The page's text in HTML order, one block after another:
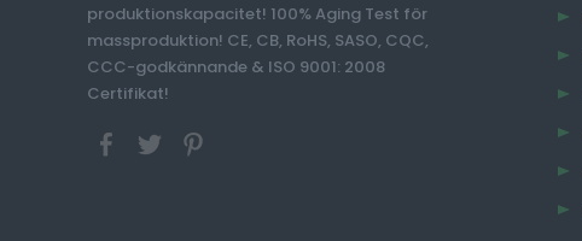
produktionskapacitet! 100% Aging Test för
massproduktion! CE, CB, RoHS, SASO, CQC,
CCC-godkännande & ISO 9001: 2008
Certifikat!